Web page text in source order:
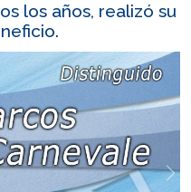
los años, realizó su